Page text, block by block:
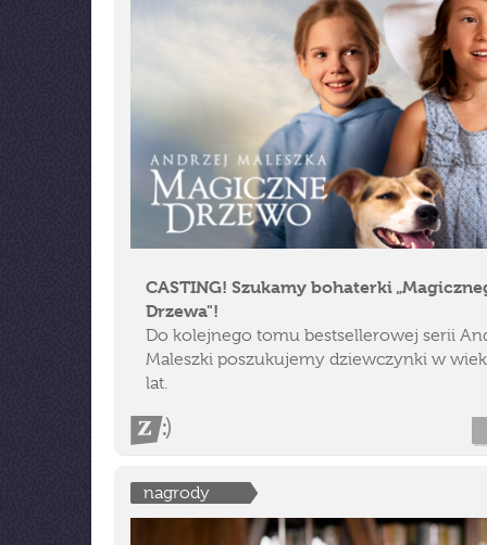
CASTING! Szukamy bohaterki
Drzewa"!
Do kolejnego tomu bestsellerowej serii
Maleszki poszukujemy dziewczynki w
lat.
nagrody